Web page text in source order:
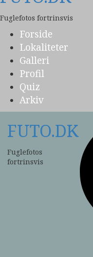
Fuglefotos fortrinsvis
Forside
Lokaliteter
Galleri
Profil
Quiz
Arkiv
FUTO.DK
Fuglefotos
fortrinsvis